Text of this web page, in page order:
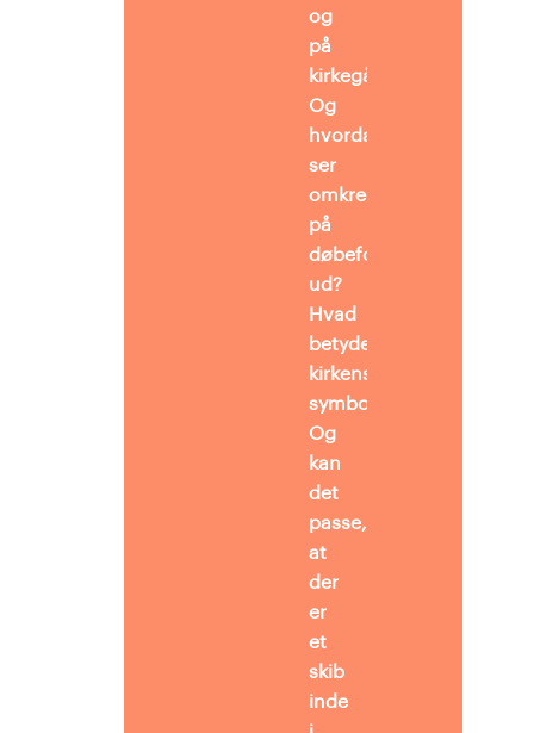
og
på
kirkegården?
Og
hvordan
ser
omkredsen
på
døbefonten
ud?
Hvad
betyder
kirkens
symbolbilleder?
Og
kan
det
passe,
at
der
er
et
skib
inde